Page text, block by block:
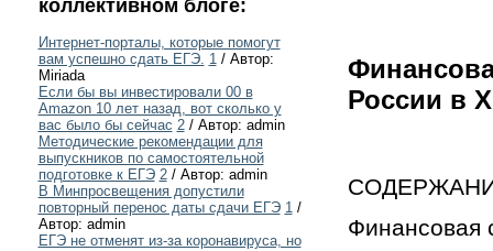
коллективном блоге:
Интернет-порталы, которые помогут
вам успешно сдать ЕГЭ. 1/ Автор:
Miriada
Если бы вы инвестировали 00 в
Amazon 10 лет назад, вот сколько у
вас было бы сейчас 2/ Автор: admin
Методические рекомендации для
выпускников по самостоятельной
подготовке к ЕГЭ 2/ Автор: admin
В Минпросвещения допустили
повторный перенос даты сдачи ЕГЭ 1/
Автор: admin
ЕГЭ не отменят из-за коронавируса, но
России в
Финансовая